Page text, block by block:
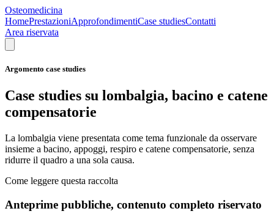
Osteomedicina
HomePrestazioniApprofondimentiCase studiesContatti
Area riservata
Argomento case studies
Case studies su lombalgia, bacino e catene
compensatorie
La lombalgia viene presentata come tema funzionale da osservare
insieme a bacino, appoggi, respiro e catene compensatorie, senza
ridurre il quadro a una sola causa.
Come leggere questa raccolta
Anteprime pubbliche, contenuto completo riservato